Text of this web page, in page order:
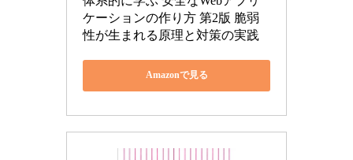
ケーションの作り方 第2版 脆弱
性が生まれる原理と対策の実践
Amazonで見る